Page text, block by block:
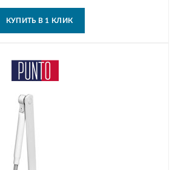
КУПИТЬ В 1 КЛИК